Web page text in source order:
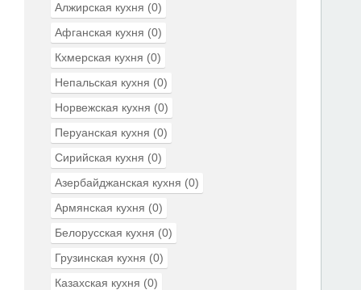
Алжирская кухня (0)
Афганская кухня (0)
Кхмерская кухня (0)
Непальская кухня (0)
Норвежская кухня (0)
Перуанская кухня (0)
Сирийская кухня (0)
Азербайджанская кухня (0)
Армянская кухня (0)
Белорусская кухня (0)
Грузинская кухня (0)
Казахская кухня (0)